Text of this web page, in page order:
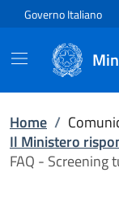
Vai direttamente al
Governo Italiano
Home /
Il Ministero
FAQ - Screening